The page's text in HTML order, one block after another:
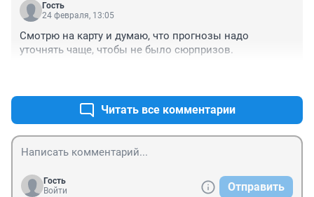
Гость
24 февраля, 13:05
Смотрю на карту и думаю, что прогнозы надо
уточнять чаще, чтобы не было сюрпризов.
Читать все комментарии
Гость
Войти
Отправить